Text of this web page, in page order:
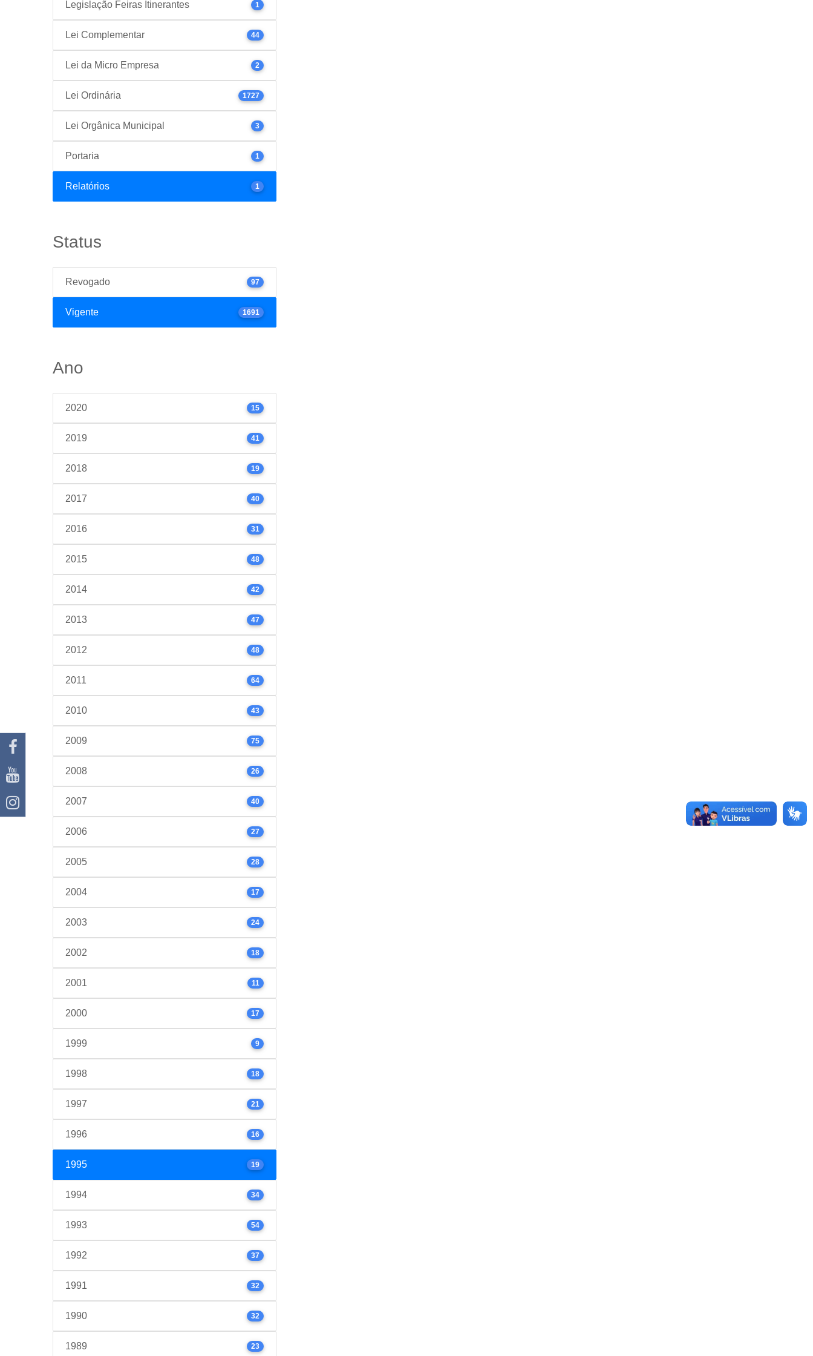
Legislação Feiras Itinerantes 1
Lei Complementar 44
Lei da Micro Empresa 2
Lei Ordinária 1727
Lei Orgânica Municipal 3
Portaria 1
Relatórios 1
Status
Revogado 97
Vigente 1691
Ano
2020 15
2019 41
2018 19
2017 40
2016 31
2015 48
2014 42
2013 47
2012 48
2011 64
2010 43
2009 75
2008 26
2007 40
2006 27
2005 28
2004 17
2003 24
2002 18
2001 11
2000 17
1999 9
1998 18
1997 21
1996 16
1995 19
1994 34
1993 54
1992 37
1991 32
1990 32
1989 23